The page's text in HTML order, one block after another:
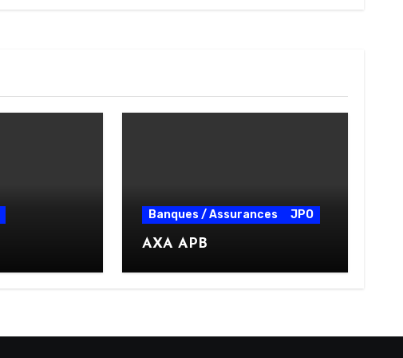
Banques / Assurances JPO
AXA APB